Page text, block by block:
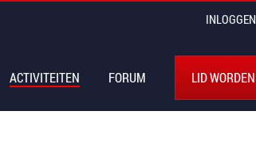
INLOGGEN
ACTIVITEITEN FORUM LID WORDEN